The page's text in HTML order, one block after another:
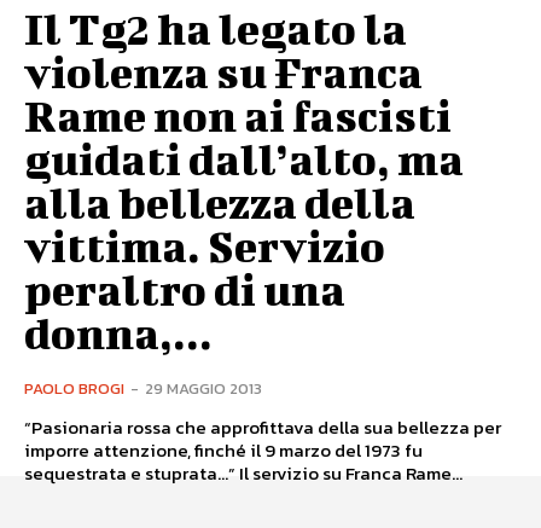
Il Tg2 ha legato la
violenza su Franca
Rame non ai fascisti
guidati dall’alto, ma
alla bellezza della
vittima. Servizio
peraltro di una
donna,...
PAOLO BROGI - 29 MAGGIO 2013
“Pasionaria rossa che approfittava della sua bellezza per
imporre attenzione, finché il 9 marzo del 1973 fu
sequestrata e stuprata…” Il servizio su Franca Rame...